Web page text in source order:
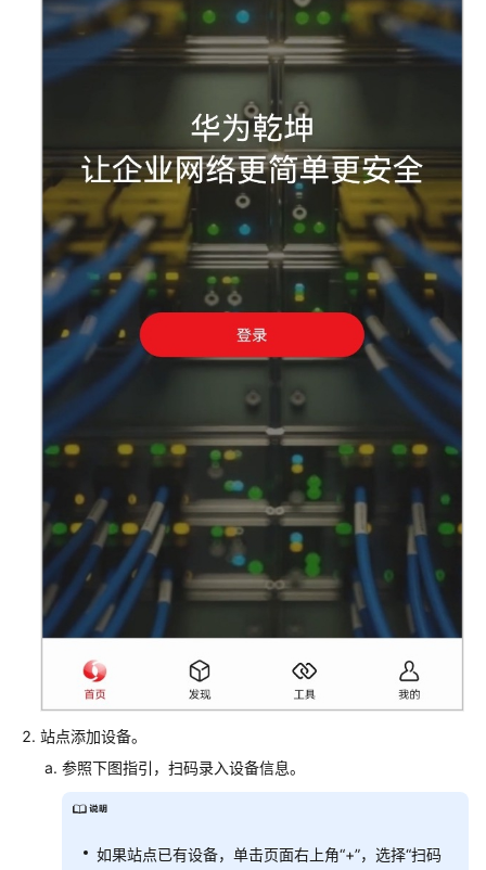
组
网
场
组
网
景
AR+交
换
机
+AP
网
场
防
火
墙
+交
换
机
+AP
组
网
场
景
火
+核
站点添加设备。
参照下图指引，扫码录入设备信息。
如果站点已有设备，单击页面右上角“+”，选择“扫码